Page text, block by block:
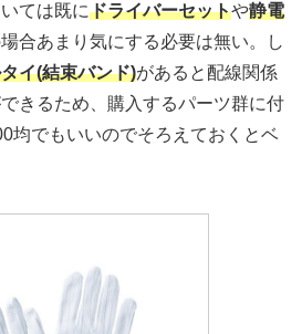
ては既にドライバーセットや静電
合あまり気にする必要は無い。し
イ(結束バンド)があると配線関係
きるため、購入するパーツ群に付
均でもいいのでそろえておくとベ